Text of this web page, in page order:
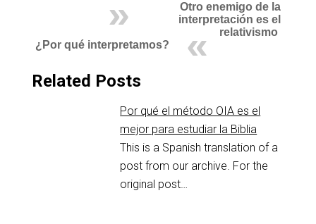
Otro enemigo de la
interpretación es el
relativismo
¿Por qué interpretamos?
Related Posts
Por qué el método OIA es el
mejor para estudiar la Biblia
This is a Spanish translation of a
post from our archive. For the
original post…